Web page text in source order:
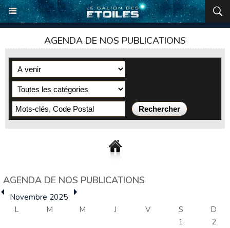
AGENDA DE NOS PUBLICATIONS
AGENDA DE NOS PUBLICATIONS
Novembre 2025
L
M M J V S
D
1
2